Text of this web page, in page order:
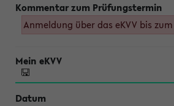
Anmeldung über das eKVV bis zum